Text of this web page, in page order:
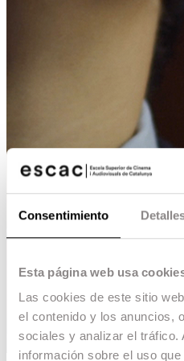
Consentimiento
Esta página web usa
Las cookies de este sitio
el contenido y los anuncios,
sociales y analizar el tráfico.
información sobre el uso